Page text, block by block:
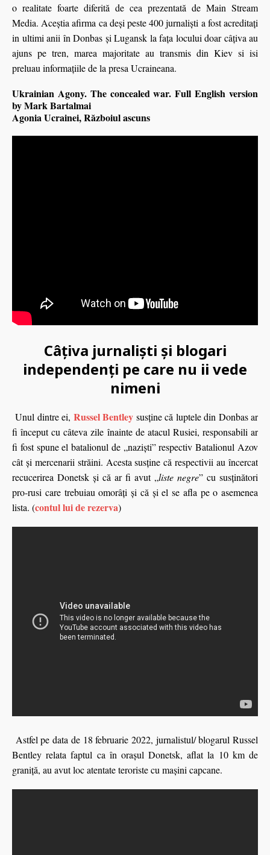
o realitate foarte diferită de cea prezentată de Main Stream
Media. Aceștia afirma ca deși peste 400 jurnaliști a fost acreditați
in ultimi anii în Donbas și Lugansk la fața locului doar câțiva au
ajuns pe tren, marea majoritate au transmis din Kiev si isi
preluau informațiile de la presa Ucraineana.
Ukrainian Agony. The concealed war. Full English version
by Mark Bartalmai
Agonia Ucrainei, Războiul ascuns
Câțiva jurnaliști și blogari
independenți pe care nu ii vede
nimeni
Unul dintre ei, Russel Bentley susţine că luptele din Donbas ar
fi început cu câteva zile înainte de atacul Rusiei, responsabili ar
fi fost spune el batalionul de „nazişti” respectiv Batalionul Azov
cât şi mercenarii străini. Acesta susţine că respectivii au încercat
recucerirea Donetsk şi că ar fi avut „liste negre” cu susţinători
pro-rusi care trebuiau omorâţi şi că şi el se afla pe o asemenea
lista. (contul lui de rezerva)
Astfel pe data de 18 februarie 2022, jurnalistul/ blogarul Russel
Bentley relata faptul ca în orașul Donetsk, aflat la 10 km de
graniță, au avut loc atentate teroriste cu mașini capcane.